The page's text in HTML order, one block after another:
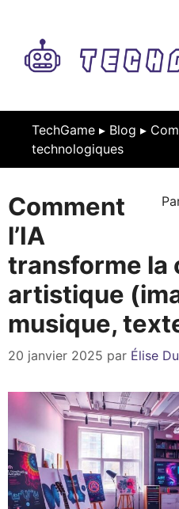
contenu
TechGame ▸ Blog ▸
technologiques
Comment
l’IA
transforme la
artistique
musique,
20 janvier 2025 par Élise